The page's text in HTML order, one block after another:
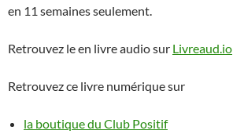
en 11 semaines seulement.
Retrouvez le en livre audio sur Livreaud.io
Retrouvez ce livre numérique sur
la boutique du Club Positif